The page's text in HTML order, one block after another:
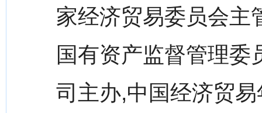
家经济贸易委员会主
国有资产监督管理
司主办,中国经济贸